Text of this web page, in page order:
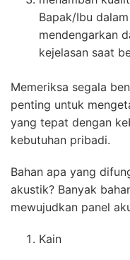
Bapak/Ibu
mendengarkan
kejelasan saat
Memeriksa segala
penting untuk
yang tepat dengan
kebutuhan pribadi.
Bahan apa yang
akustik? Banyak
mewujudkan panel
Kain